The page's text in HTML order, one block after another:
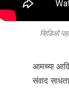
व्हिडिओ
आमच्या
संवाद